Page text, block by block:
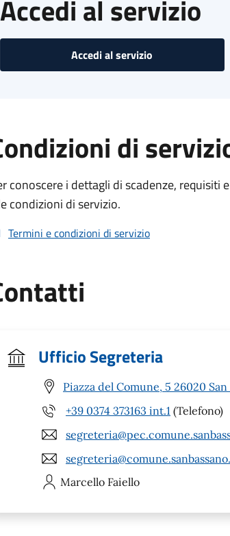
Accedi al servizio
Accedi al servizio
di
conoscere i dettagli di scadenze,
condizioni di servizio.
Termini e condizioni di servizio
Ufficio Segreteria
Piazza del Comune, 5 26020 San
+39 0374 373163 int.1 (Telefono)
Marcello Faiello